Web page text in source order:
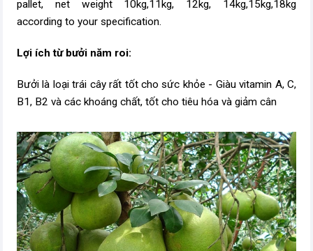
pallet, net weight 10kg,11kg, 12kg, 14kg,15kg,18kg
according to your specification.
Lợi ích từ bưởi năm roi:
Bưởi là loại trái cây rất tốt cho sức khỏe - Giàu vitamin A, C,
B1, B2 và các khoáng chất, tốt cho tiêu hóa và giảm cân